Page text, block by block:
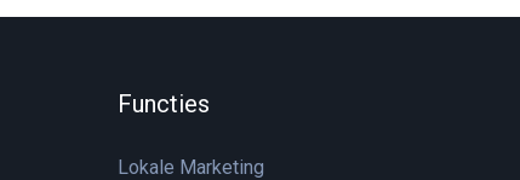
Functies
Lokale Marketing